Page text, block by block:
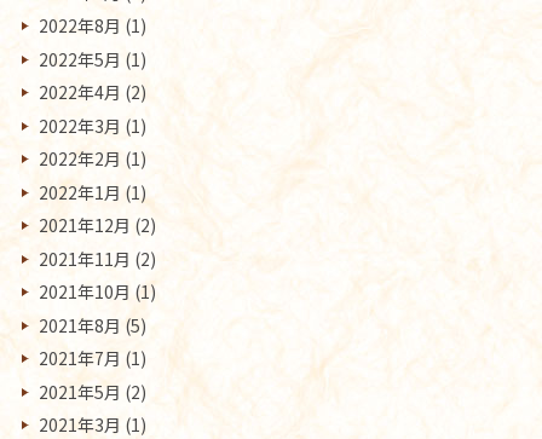
2022年8月 (1)
2022年5月 (1)
2022年4月 (2)
2022年3月 (1)
2022年2月 (1)
2022年1月 (1)
2021年12月 (2)
2021年11月 (2)
2021年10月 (1)
2021年8月 (5)
2021年7月 (1)
2021年5月 (2)
2021年3月 (1)